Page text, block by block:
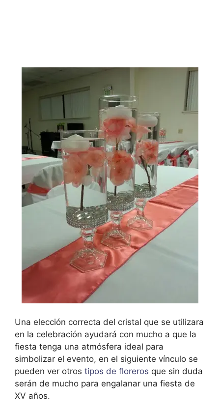
Una elección correcta del cristal que se utilizara
en la celebración ayudará con mucho a que la
fiesta tenga una atmósfera ideal para
simbolizar el evento, en el siguiente vínculo se
pueden ver otros tipos de floreros que sin duda
serán de mucho para engalanar una fiesta de
XV años.